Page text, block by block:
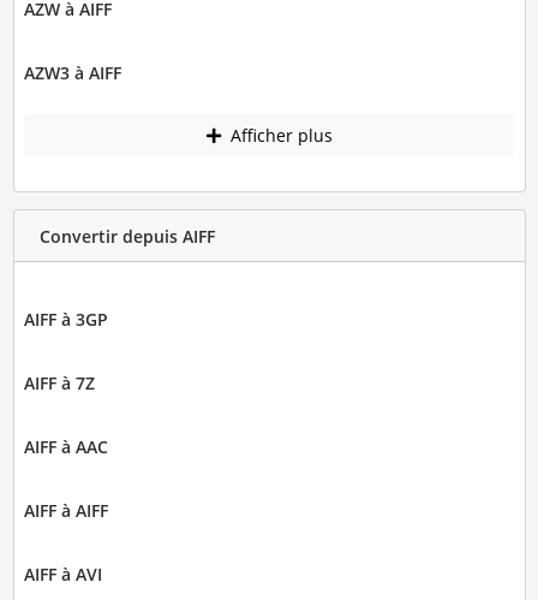
AZW à AIFF
AZW3 à AIFF
Afficher plus
Convertir depuis AIFF
AIFF à 3GP
AIFF à 7Z
AIFF à AAC
AIFF à AIFF
AIFF à AVI